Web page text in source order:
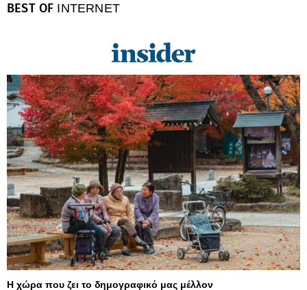
BEST OF INTERNET
Η χώρα που ζει το δημογραφικό μας μέλλον